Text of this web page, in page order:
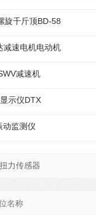
旋千斤顶BD-58
减速电机电动机
减速机
示仪DTX
动监测仪